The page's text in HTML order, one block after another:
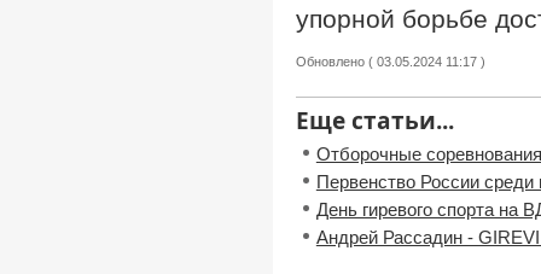
упорной борьбе
Обновлено ( 03.05.2024 11:17 )
Еще статьи...
Отборочные
Первенство России
День гиревого спорта на
Андрей Рассадин -